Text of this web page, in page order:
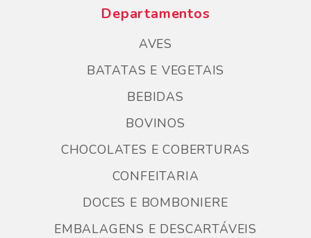
Departamentos
AVES
BATATAS E VEGETAIS
BEBIDAS
BOVINOS
CHOCOLATES E COBERTURAS
CONFEITARIA
DOCES E BOMBONIERE
EMBALAGENS E DESCARTÁVEIS